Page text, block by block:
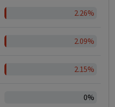
2.26%
2.09%
2.15%
0%